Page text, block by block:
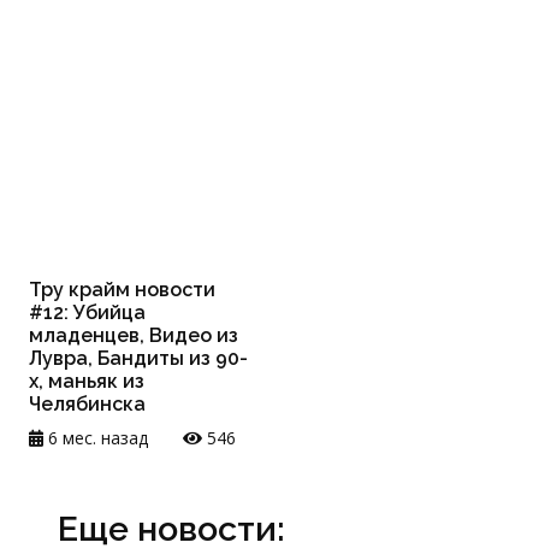
Тру крайм новости
#12: Убийца
младенцев, Видео из
Лувра, Бандиты из 90-
х, маньяк из
Челябинска
6 мес. назад
546
Еще новости: